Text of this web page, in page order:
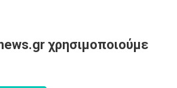
χρησιμοποιούμε